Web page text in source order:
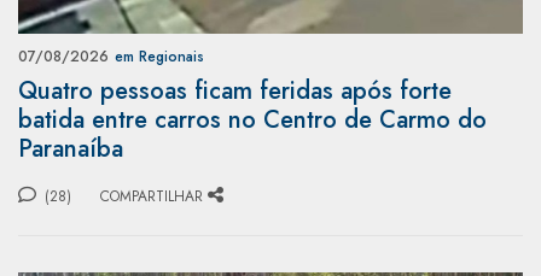
07/08/2026 em Regionais
Quatro pessoas ficam feridas após forte
batida entre carros no Centro de Carmo do
Paranaíba
(28) COMPARTILHAR